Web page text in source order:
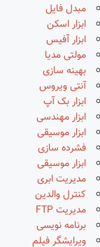
مبدل فایل
ابزار اسکن
ابزار آفیس
مولتی مدیا
بهینه سازی
آنتی ویروس
ابزار بک آپ
ابزار مهندسی
ابزار موسیقی
فشرده سازی
ابزار موسیقی
مدیریت ابری
کنترل والدین
مدیریت FTP
برنامه نویسی
ویرایشگر فیلم